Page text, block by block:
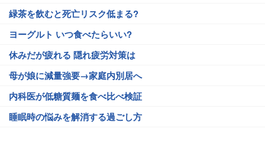
緑茶を飲むと死亡リスク低まる?
ヨーグルト いつ食べたらいい?
休みだが疲れる 隠れ疲労対策は
母が娘に減量強要→家庭内別居へ
内科医が低糖質麺を食べ比べ検証
睡眠時の悩みを解消する過ごし方